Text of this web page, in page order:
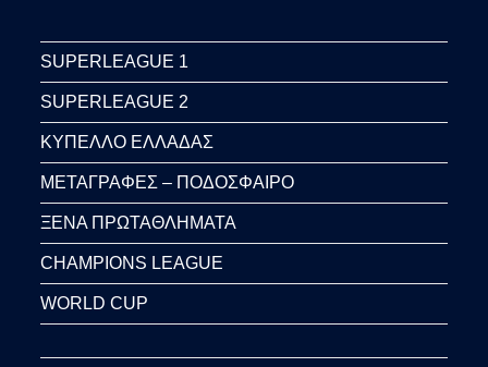
SUPERLEAGUE 1
SUPERLEAGUE 2
ΚΥΠΕΛΛΟ ΕΛΛΑΔΑΣ
ΜΕΤΑΓΡΑΦΕΣ – ΠΟΔΟΣΦΑΙΡΟ
ΞΕΝΑ ΠΡΩΤΑΘΛΗΜΑΤΑ
CHAMPIONS LEAGUE
WORLD CUP